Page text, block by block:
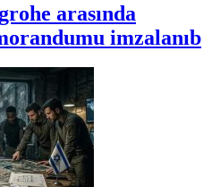
arasında
imzalanıb